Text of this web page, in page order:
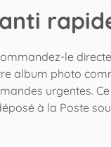
le
album photo
urgentes.
à la Poste